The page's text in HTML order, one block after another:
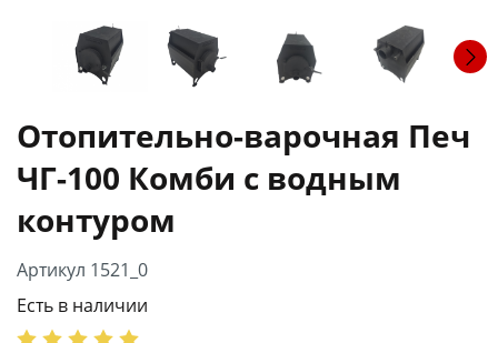
Отопительно-варочная Печ
ЧГ-100 Комби с водным
контуром
Артикул 1521_0
Есть в наличии